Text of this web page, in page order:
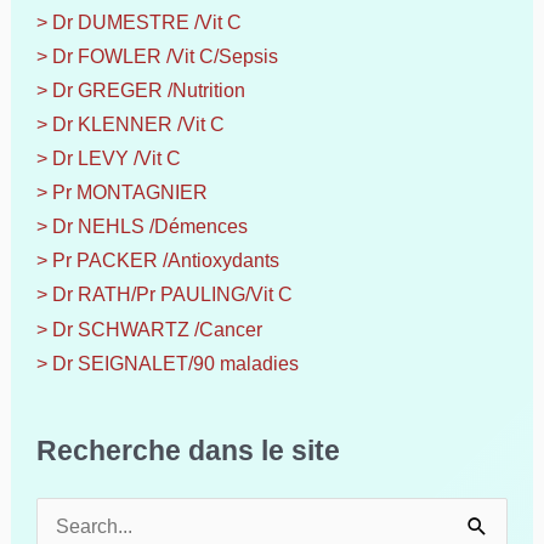
> Dr DUMESTRE /Vit C
> Dr FOWLER /Vit C/Sepsis
> Dr GREGER /Nutrition
> Dr KLENNER /Vit C
> Dr LEVY /Vit C
> Pr MONTAGNIER
> Dr NEHLS /Démences
> Pr PACKER /Antioxydants
> Dr RATH/Pr PAULING/Vit C
> Dr SCHWARTZ /Cancer
> Dr SEIGNALET/90 maladies
Recherche dans le site